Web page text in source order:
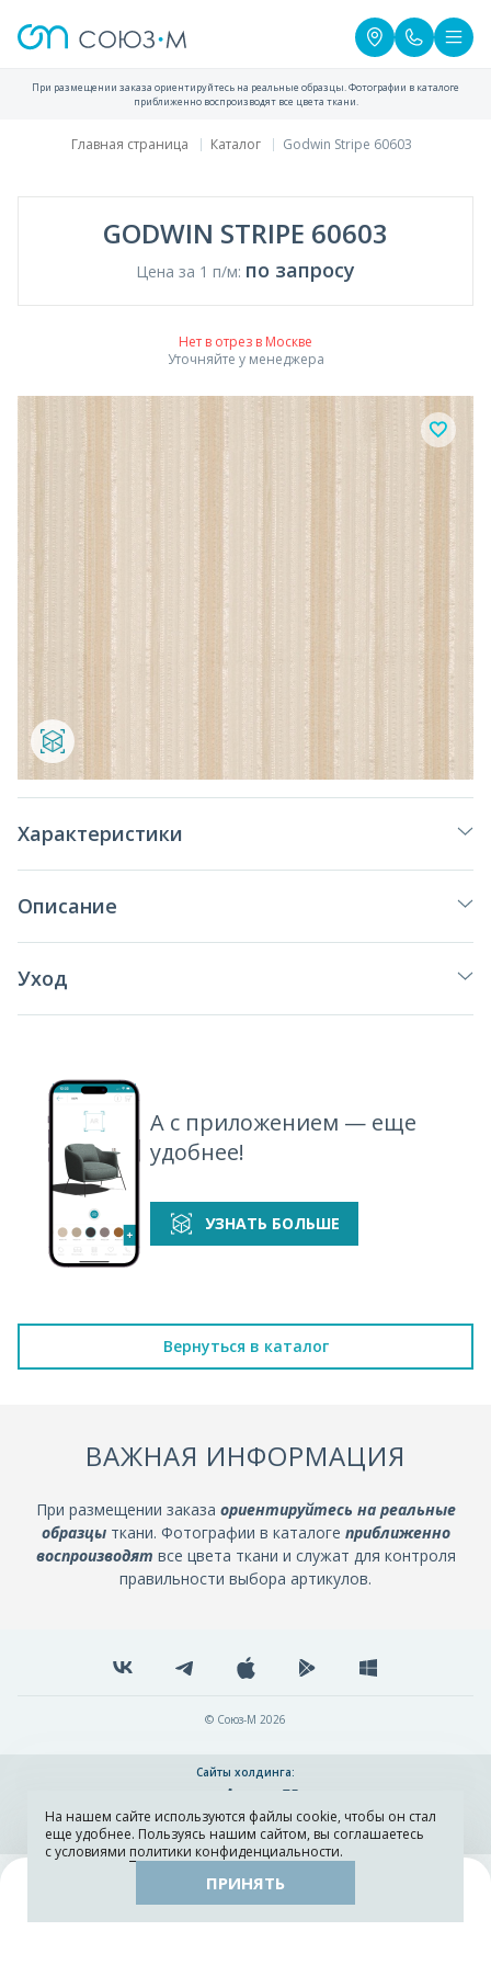
Каталог Остатки тканей
При размещении заказа ориентируйтесь на реальные образцы. Фотографии в каталоге
приближенно воспроизводят все цвета ткани.
Главная страница Каталог Godwin Stripe 60603
GODWIN STRIPE 60603
Цена за 1 п/м: по запросу
Нет в отрез в Москве
Уточняйте у менеджера
Характеристики
Описание
Уход
А с приложением — еще
удобнее!
УЗНАТЬ БОЛЬШЕ
Вернуться в каталог
ВАЖНАЯ ИНФОРМАЦИЯ
При размещении заказа ориентируйтесь на реальные
образцыткани. Фотографии в каталоге приближенно
воспроизводят все цвета ткани и служат для контроля
правильности выбора артикулов.
© Союз-М 2026
Сайты холдинга:
Разработка и поддержка сайта ADN
На нашем сайте используются файлы cookie, чтобы он стал
еще удобнее. Пользуясь нашим сайтом, вы соглашаетесь
с условиями политики конфиденциальности.
ПРИНЯТЬ